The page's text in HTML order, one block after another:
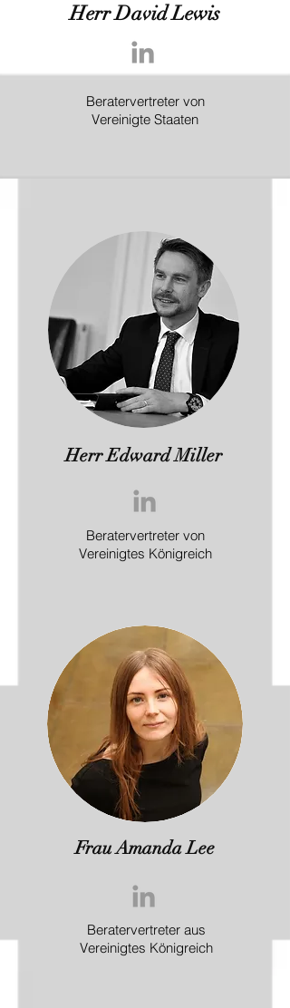
Herr David Lewis
Beratervertreter von
Vereinigte Staaten
Herr Edward Miller
Beratervertreter von
Vereinigtes Königreich
Frau Amanda Lee
Beratervertreter aus
Vereinigtes Königreich